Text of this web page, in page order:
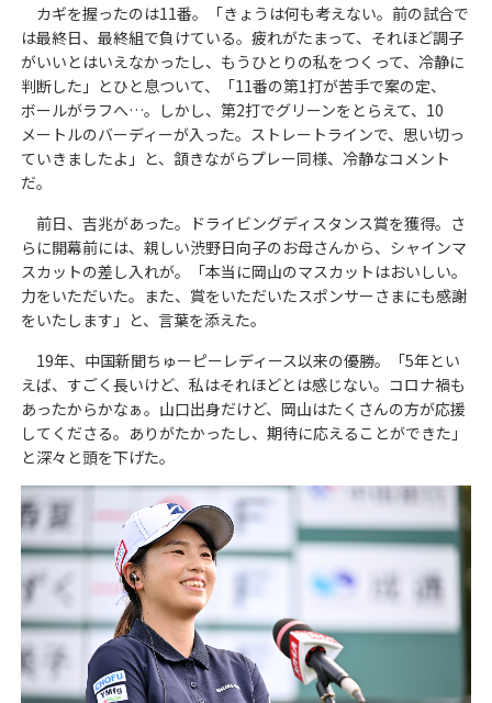
カギを握ったのは11番。「きょうは何も考えない。前の試合で
は最終日、最終組で負けている。疲れがたまって、それほど調子
がいいとはいえなかったし、もうひとりの私をつくって、冷静に
判断した」とひと息ついて、「11番の第1打が苦手で案の定、
ボールがラフへ…。しかし、第2打でグリーンをとらえて、10
メートルのバーディーが入った。ストレートラインで、思い切っ
ていきましたよ」と、頷きながらプレー同様、冷静なコメント
だ。
前日、吉兆があった。ドライビングディスタンス賞を獲得。さ
らに開幕前には、親しい渋野日向子のお母さんから、シャインマ
スカットの差し入れが。「本当に岡山のマスカットはおいしい。
力をいただいた。また、賞をいただいたスポンサーさまにも感謝
をいたします」と、言葉を添えた。
19年、中国新聞ちゅーピーレディース以来の優勝。「5年とい
えば、すごく長いけど、私はそれほどとは感じない。コロナ禍も
あったからかなぁ。山口出身だけど、岡山はたくさんの方が応援
してくださる。ありがたかったし、期待に応えることができた」
と深々と頭を下げた。